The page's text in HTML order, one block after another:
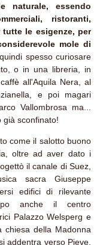
naturale, essendo
ristoranti,
le esigenze, per
mole di
spesso curiosare
o in una libreria, in
all'Aquila Nera, al
e poi magari
Vallombrosa ma...
sconfinato!
come il salotto buono
oltre ad aver dato i
il canale di Suez,
sacra Giuseppe
edifici di rilevante
anche il centro
Palazzo Welsperg e
chiesa della Madonna
addentra verso Pieve,